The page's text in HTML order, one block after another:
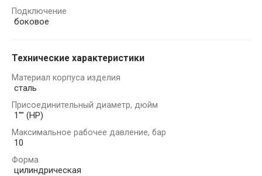
Подключение
боковое
Технические характеристики
Материал корпуса изделия
сталь
Присоединительный диаметр, дюйм
1"" (НР)
Максимальное рабочее давление, бар
10
Форма
цилиндрическая